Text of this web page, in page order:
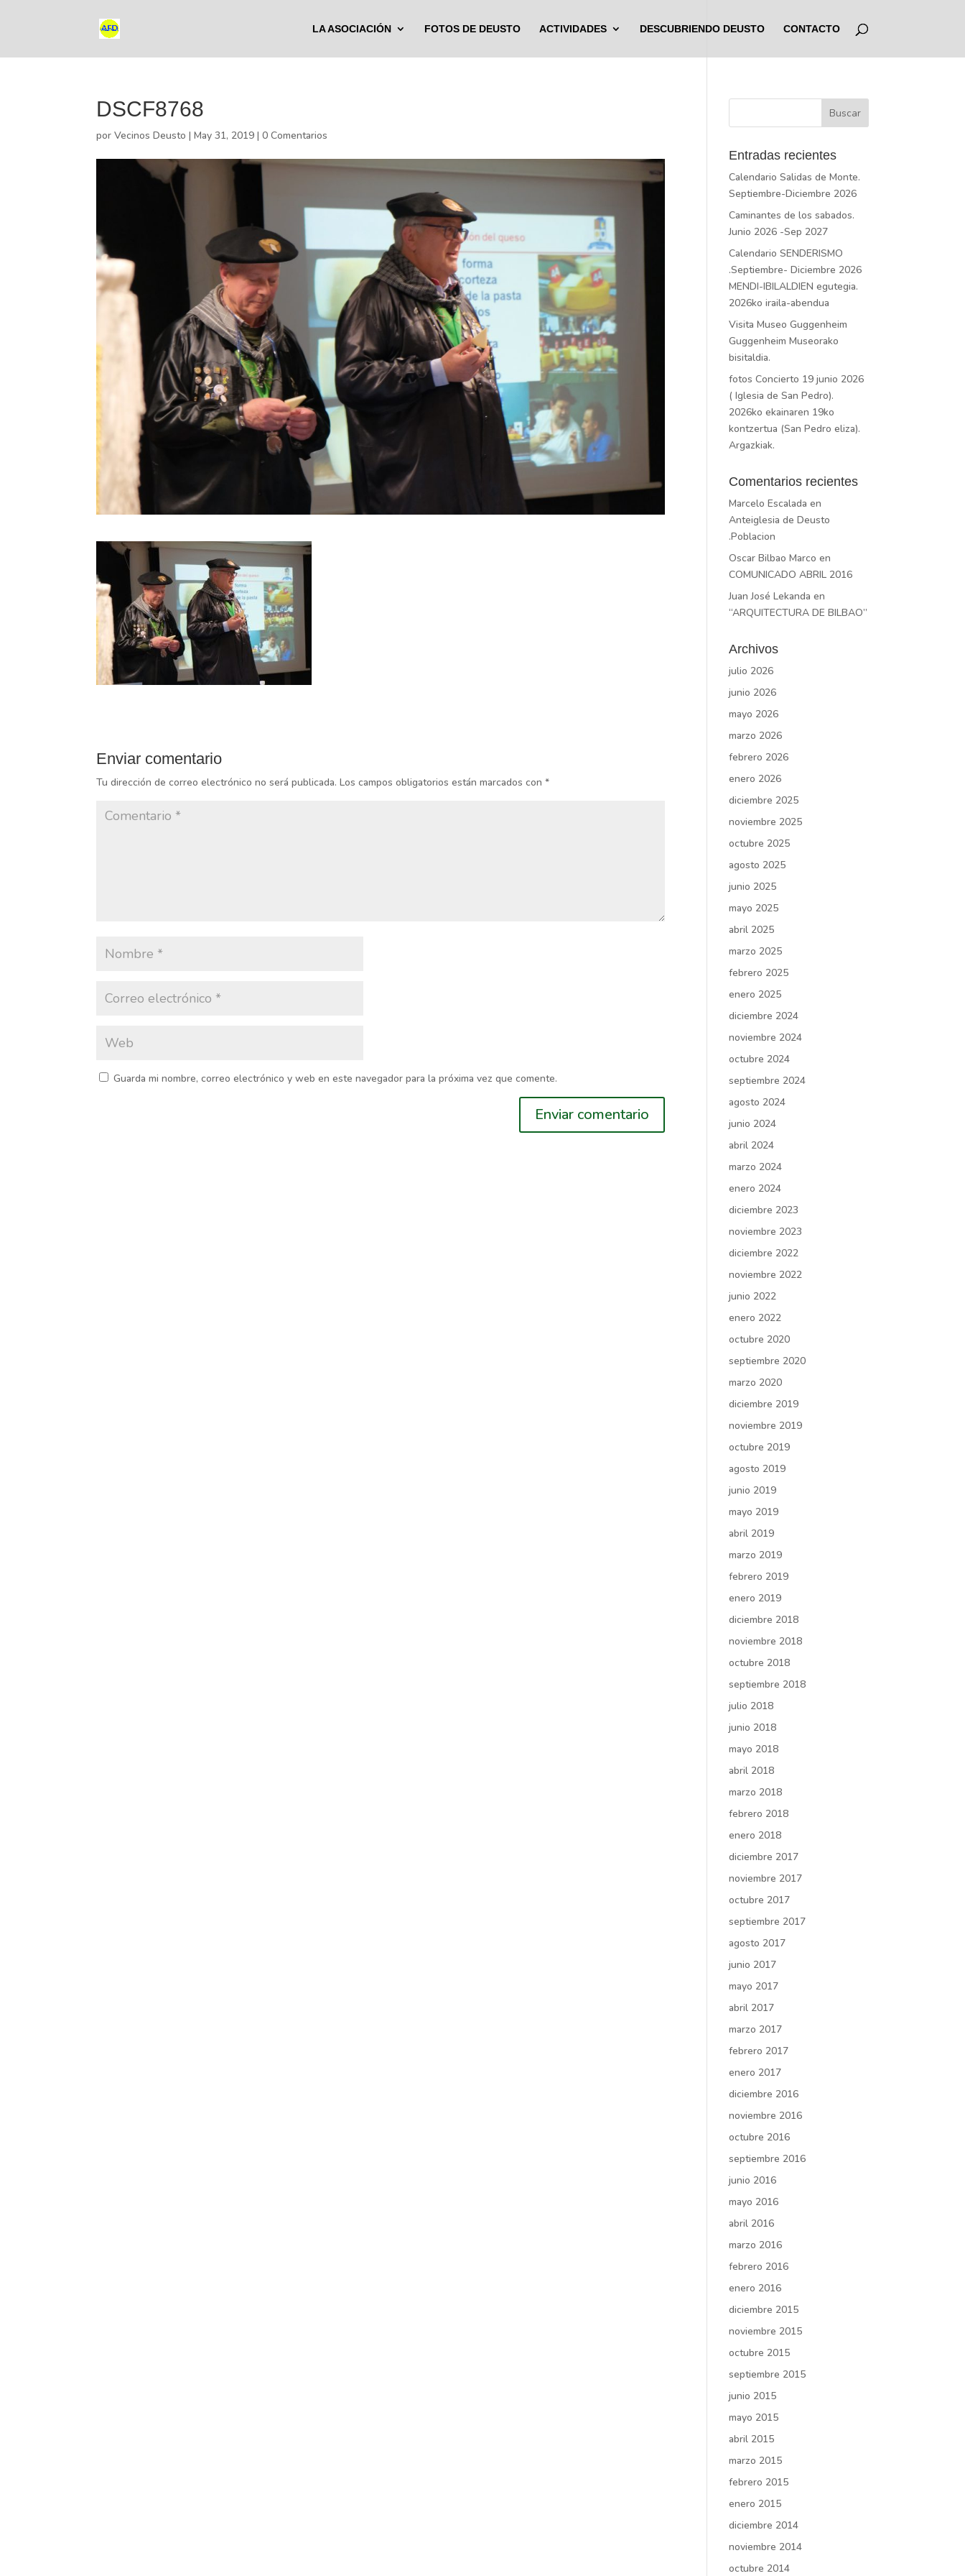
LA ASOCIACIÓN FOTOS DE DEUSTO ACTIVIDADES DESCUBRIENDO DEUSTO CONTACTO
DSCF8768
porVecinos Deusto |May 31, 2019 |0 Comentarios
Enviar comentario
Tu dirección de correo electrónico no será publicada. Los campos obligatorios están marcados con*
Guarda mi nombre, correo electrónico y web en este navegador para la próxima vez que comente.
Entradas recientes
Calendario Salidas de Monte.
Septiembre-Diciembre 2026
Caminantes de los sabados.
Junio 2026 -Sep 2027
Calendario SENDERISMO
.Septiembre- Diciembre 2026
MENDI-IBILALDIEN egutegia.
2026ko iraila-abendua
Visita Museo Guggenheim
Guggenheim Museorako
bisitaldia.
fotos Concierto 19 junio 2026
( Iglesia de San Pedro).
2026ko ekainaren 19ko
kontzertua (San Pedro eliza).
Argazkiak.
Comentarios recientes
Marcelo Escalada en
Anteiglesia de Deusto
.Poblacion
Oscar Bilbao Marco en
COMUNICADO ABRIL 2016
Juan José Lekanda en
“ARQUITECTURA DE BILBAO”
Archivos
julio 2026
junio 2026
mayo 2026
marzo 2026
febrero 2026
enero 2026
diciembre 2025
noviembre 2025
octubre 2025
agosto 2025
junio 2025
mayo 2025
abril 2025
marzo 2025
febrero 2025
enero 2025
diciembre 2024
noviembre 2024
octubre 2024
septiembre 2024
agosto 2024
junio 2024
abril 2024
marzo 2024
enero 2024
diciembre 2023
noviembre 2023
diciembre 2022
noviembre 2022
junio 2022
enero 2022
octubre 2020
septiembre 2020
marzo 2020
diciembre 2019
noviembre 2019
octubre 2019
agosto 2019
junio 2019
mayo 2019
abril 2019
marzo 2019
febrero 2019
enero 2019
diciembre 2018
noviembre 2018
octubre 2018
septiembre 2018
julio 2018
junio 2018
mayo 2018
abril 2018
marzo 2018
febrero 2018
enero 2018
diciembre 2017
noviembre 2017
octubre 2017
septiembre 2017
agosto 2017
junio 2017
mayo 2017
abril 2017
marzo 2017
febrero 2017
enero 2017
diciembre 2016
noviembre 2016
octubre 2016
septiembre 2016
junio 2016
mayo 2016
abril 2016
marzo 2016
febrero 2016
enero 2016
diciembre 2015
noviembre 2015
octubre 2015
septiembre 2015
junio 2015
mayo 2015
abril 2015
marzo 2015
febrero 2015
enero 2015
diciembre 2014
noviembre 2014
octubre 2014